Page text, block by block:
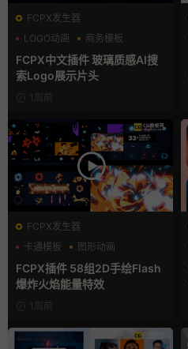
FCPX发生器
LOGO动画
商务模板
支持Intel+M芯片
FCPX中文插件 玻璃质感AI搜
索Logo展示片头
1周前
FCPX发生器
卡通模板
图形动画
手绘风
FCPX插件 58组2D手绘Flash
爆炸火焰能量特效
1周前